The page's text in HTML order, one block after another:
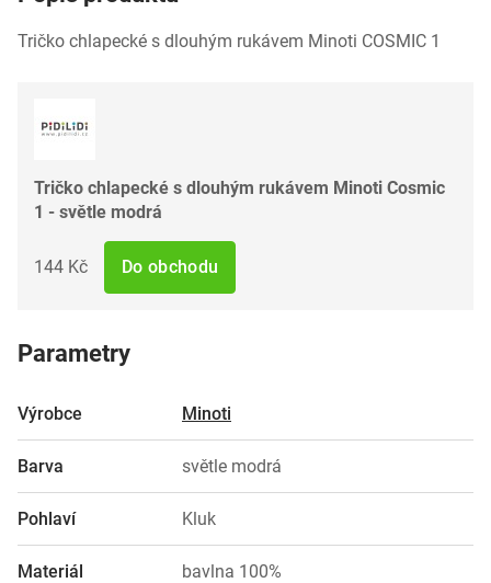
Tričko chlapecké s dlouhým rukávem Minoti COSMIC 1
Tričko chlapecké s dlouhým rukávem Minoti Cosmic
1 - světle modrá
144 Kč Do obchodu
Parametry
Výrobce Minoti
Barva světle modrá
Pohlaví Kluk
Materiál bavlna 100%